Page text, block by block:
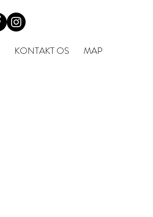
KONTAKT OS MAP